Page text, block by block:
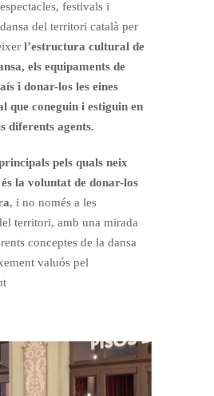
festivals i
del territori català per
l’estructura cultural de
els equipaments de
i donar-los les eines
que coneguin i estiguin en
diferents agents.
pels quals neix
la voluntat de donar-los
, i no només a les
territori, amb una mirada
conceptes de la dansa
valuós pel